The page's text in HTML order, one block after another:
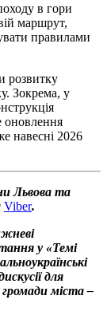
в гори
маршрут,
правилами
розвитку
Зокрема, у
оновлення
навесні 2026
Львова та
Viber.
у «Темі
для
міста –